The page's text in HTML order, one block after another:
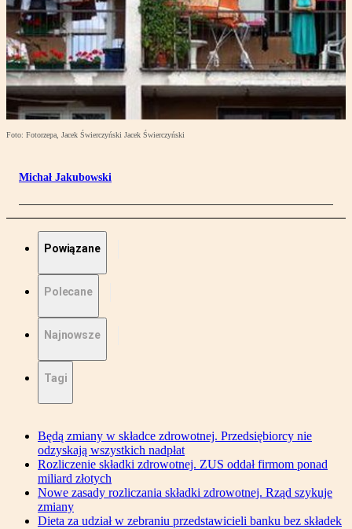
Foto: Fotorzepa, Jacek Świerczyński Jacek Świerczyński
Michał Jakubowski
Powiązane
Polecane
Najnowsze
Tagi
Będą zmiany w składce zdrowotnej. Przedsiębiorcy nie
odzyskają wszystkich nadpłat
Rozliczenie składki zdrowotnej. ZUS oddał firmom ponad
miliard złotych
Nowe zasady rozliczania składki zdrowotnej. Rząd szykuje
zmiany
Dieta za udział w zebraniu przedstawicieli banku bez składek